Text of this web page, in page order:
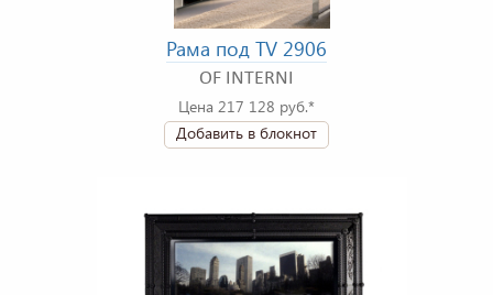
Рама под TV 2906
OF INTERNI
Цена 217 128 руб.*
Добавить в блокнот